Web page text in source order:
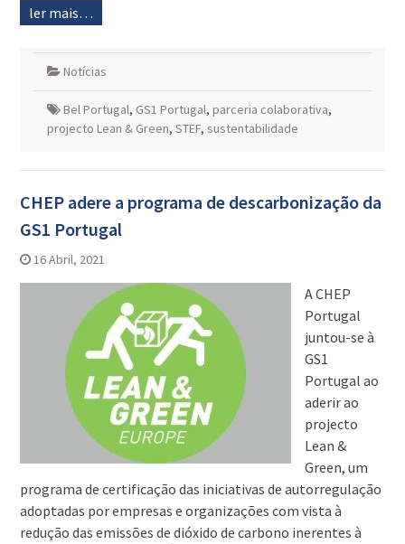
ler mais…
Notícias
Bel Portugal, GS1 Portugal, parceria colaborativa,
projecto Lean & Green, STEF, sustentabilidade
CHEP adere a programa de descarbonização da
GS1 Portugal
16 Abril, 2021
A CHEP
Portugal
juntou-se à
GS1
Portugal ao
aderir ao
projecto
Lean &
Green, um
programa de certificação das iniciativas de autorregulação
adoptadas por empresas e organizações com vista à
redução das emissões de dióxido de carbono inerentes à